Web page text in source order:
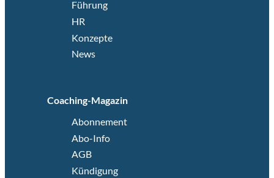
Führung
HR
Konzepte
News
Coaching-Magazin
Abonnement
Abo-Info
AGB
Kündigung